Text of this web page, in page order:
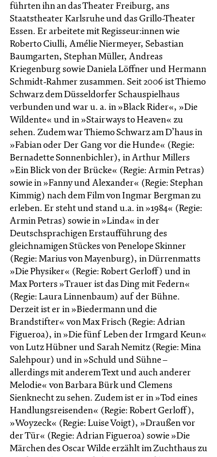
führten ihn an das Theater Freiburg, ans
Staatstheater Karlsruhe und das Grillo-Theater
Essen. Er arbeitete mit Regisseur:innen wie
Roberto Ciulli, Amélie Niermeyer, Sebastian
Baumgarten, Stephan Müller, Andreas
Kriegenburg sowie Daniela Löffner und Hermann
Schmidt-Rahmer zusammen. Seit 2006 ist Thiemo
Schwarz dem Düsseldorfer Schauspielhaus
verbunden und war u. a. in »Black Rider«, »Die
Wildente« und in »Stairways to Heaven« zu
sehen. Zudem war Thiemo Schwarz am D’haus in
»Fabian oder Der Gang vor die Hunde« (Regie:
Bernadette Sonnenbichler), in Arthur Millers
»Ein Blick von der Brücke« (Regie: Armin Petras)
sowie in »Fanny und Alexander« (Regie: Stephan
Kimmig) nach dem Film von Ingmar Bergman zu
erleben. Er steht und stand u.a. in »1984« (Regie:
Armin Petras) sowie in »Linda« in der
Deutschsprachigen Erstaufführung des
gleichnamigen Stückes von Penelope Skinner
(Regie: Marius von Mayenburg), in Dürrenmatts
»Die Physiker« (Regie: Robert Gerloff) und in
Max Porters »Trauer ist das Ding mit Federn«
(Regie: Laura Linnenbaum) auf der Bühne.
Derzeit ist er in »Biedermann und die
Brandstifter« von Max Frisch (Regie: Adrian
Figueroa), in »Die fünf Leben der Irmgard Keun«
von Lutz Hübner und Sarah Nemitz (Regie: Mina
Salehpour) und in »Schuld und Sühne –
allerdings mit anderem Text und auch anderer
Melodie« von Barbara Bürk und Clemens
Sienknecht zu sehen. Zudem ist er in »Tod eines
Handlungsreisenden« (Regie: Robert Gerloff),
»Woyzeck« (Regie: Luise Voigt), »Draußen vor
der Tür« (Regie: Adrian Figueroa) sowie »Die
Märchen des Oscar Wilde erzählt im Zucht­haus zu